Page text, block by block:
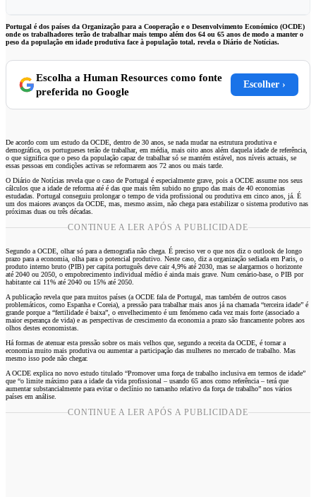
Ouvir este artigo
Portugal é dos países da Organização para a Cooperação e o Desenvolvimento Económico (OCDE)
onde os trabalhadores terão de trabalhar mais tempo além dos 64 ou 65 anos de modo a manter o
peso da população em idade produtiva face à população total, revela o Diário de Notícias.
Escolha a Human Resources como fonte
preferida no Google
Escolher ›
De acordo com um estudo da OCDE, dentro de 30 anos, se nada mudar na estrutura produtiva e
demográfica, os portugueses terão de trabalhar, em média, mais oito anos além daquela idade de referência,
o que significa que o peso da população capaz de trabalhar só se mantém estável, nos níveis actuais, se
essas pessoas em condições activas se reformarem aos 72 anos ou mais tarde.
O Diário de Notícias revela que o caso de Portugal é especialmente grave, pois a OCDE assume nos seus
cálculos que a idade de reforma até é das que mais têm subido no grupo das mais de 40 economias
estudadas. Portugal conseguiu prolongar o tempo de vida profissional ou produtiva em cinco anos, já. É
um dos maiores avanços da OCDE, mas, mesmo assim, não chega para estabilizar o sistema produtivo nas
próximas duas ou três décadas.
CONTINUE A LER APÓS A PUBLICIDADE
Segundo a OCDE, olhar só para a demografia não chega. É preciso ver o que nos diz o outlook de longo
prazo para a economia, olha para o potencial produtivo. Neste caso, diz a organização sediada em Paris, o
produto interno bruto (PIB) per capita português deve cair 4,9% até 2030, mas se alargarmos o horizonte
até 2040 ou 2050, o empobrecimento individual médio é ainda mais grave. Num cenário-base, o PIB por
habitante cai 11% até 2040 ou 15% até 2050.
A publicação revela que para muitos países (a OCDE fala de Portugal, mas também de outros casos
problemáticos, como Espanha e Coreia), a pressão para trabalhar mais anos já na chamada “terceira idade” é
grande porque a “fertilidade é baixa”, o envelhecimento é um fenómeno cada vez mais forte (associado a
maior esperança de vida) e as perspectivas de crescimento da economia a prazo são francamente pobres aos
olhos destes economistas.
Há formas de atenuar esta pressão sobre os mais velhos que, segundo a receita da OCDE, é tornar a
economia muito mais produtiva ou aumentar a participação das mulheres no mercado de trabalho. Mas
mesmo isso pode não chegar.
A OCDE explica no novo estudo titulado “Promover uma força de trabalho inclusiva em termos de idade”
que “o limite máximo para a idade da vida profissional – usando 65 anos como referência – terá que
aumentar substancialmente para evitar o declínio no tamanho relativo da força de trabalho” nos vários
países em análise.
CONTINUE A LER APÓS A PUBLICIDADE